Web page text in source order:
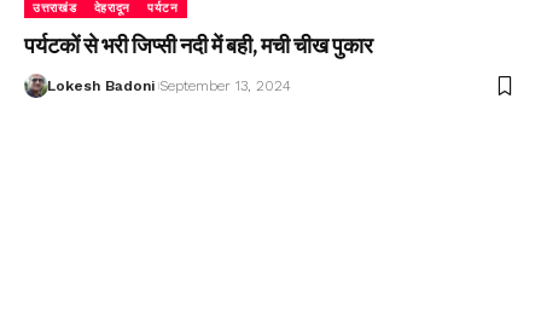
उत्तराखंड देहरादून पर्यटन
पर्यटकों से भरी जिप्सी नदी में बही, मची चीख पुकार
Lokesh Badoni September 13, 2024